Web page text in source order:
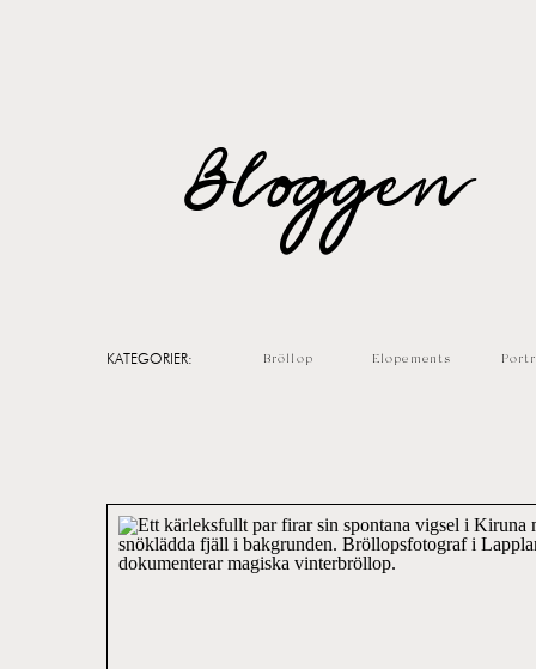
Bloggen
Elopements
Bröllop
KATEGORIER: